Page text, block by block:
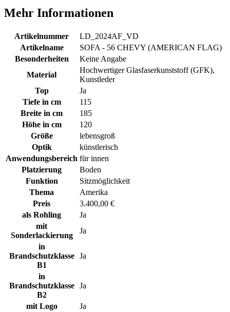
Mehr Informationen
Artikelnummer
LD_2024AF_VD
Artikelname
SOFA - 56 CHEVY (AMERICAN FLAG)
Besonderheiten
Keine Angabe
Material
Hochwertiger Glasfaserkunststoff (GFK),
Kunstleder
Top
Ja
Tiefe in cm
115
Breite in cm
185
Höhe in cm
120
Größe
lebensgroß
Optik
künstlerisch
Anwendungsbereich für innen
Platzierung
Boden
Funktion
Sitzmöglichkeit
Thema
Amerika
Preis
3.400,00 €
als Rohling
Ja
mit
Sonderlackierung
Ja
in
Brandschutzklasse
B1
Ja
in
Brandschutzklasse
B2
Ja
mit Logo
Ja